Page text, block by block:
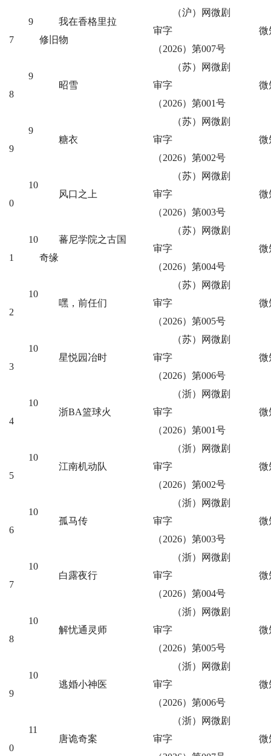
9
7
我在香格里拉
修旧物
（沪）网微剧
审字
（2026）第007号
微
9
8
昭雪
（苏）网微剧
审字
（2026）第001号
微
9
9
糖衣
（苏）网微剧
审字
（2026）第002号
微
10
0
风口之上
（苏）网微剧
审字
（2026）第003号
微
10
1
蕃尼学院之古国
奇缘
（苏）网微剧
审字
（2026）第004号
微
10
2
嘿，前任们
（苏）网微剧
审字
（2026）第005号
微
10
3
星悦园冶时
（苏）网微剧
审字
（2026）第006号
微
10
4
浙BA篮球火
（浙）网微剧
审字
（2026）第001号
微
10
5
江南机动队
（浙）网微剧
审字
（2026）第002号
微
10
6
孤马传
（浙）网微剧
审字
（2026）第003号
微
10
7
白露夜行
（浙）网微剧
审字
（2026）第004号
微
10
8
解忧通灵师
（浙）网微剧
审字
（2026）第005号
微
10
9
逃婚小神医
（浙）网微剧
审字
（2026）第006号
微
11
0
唐诡奇案
（浙）网微剧
审字
微